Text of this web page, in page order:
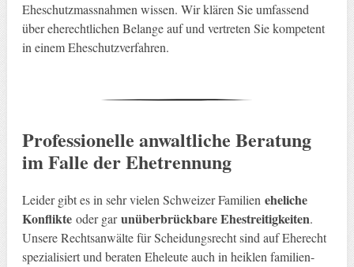
Eheschutzmassnahmen wissen. Wir klären Sie umfassend
über eherechtlichen Belange auf und vertreten Sie kompetent
in einem Eheschutzverfahren.
Professionelle anwaltliche Beratung
im Falle der Ehetrennung
Leider gibt es in sehr vielen Schweizer Familien eheliche
Konflikteoder garunüberbrückbare Ehestreitigkeiten.
Unsere Rechtsanwälte für Scheidungsrecht sind auf Eherecht
spezialisiert und beraten Eheleute auch in heiklen familien-